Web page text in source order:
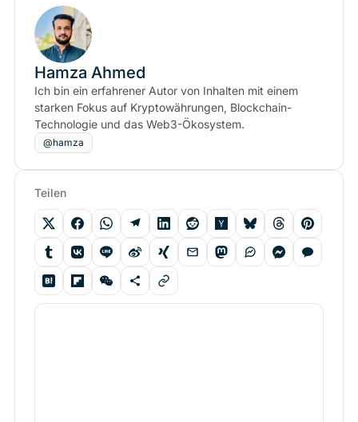
Hamza Ahmed
Ich bin ein erfahrener Autor von Inhalten mit einem
starken Fokus auf Kryptowährungen, Blockchain-
Technologie und das Web3-Ökosystem.
@hamza
Teilen